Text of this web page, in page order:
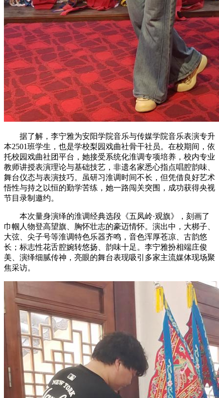
据了解，李宁雅为安阳学院音乐与传媒学院音乐表演专升
本2501班学生，也是学校梨园戏曲社骨干社员。在校期间，依
托校园戏曲社团平台，她接受系统化淮调专项培养，校内专业
教师讲授表演理论与基础技艺，非遗名家悉心指点唱腔韵味、
舞台仪态与表演技巧。虽研习淮调时间不长，但凭借良好艺术
悟性与持之以恒的勤学苦练，她一路闯关突围，成功获得央视
节目录制邀约。
本次量身演绎的淮调经典选段《五凤岭·观旗》，刻画了
巾帼人物登高望旗、胸怀壮志的豪迈情怀。演出中，大梆子、
大弦、尖子号等淮调特色乐器齐鸣，音色浑厚苍凉、古韵悠
长；标志性花舌腔婉转悠扬、韵味十足。李宁雅扮相端庄俊
美、演绎细腻传神，亮眼的舞台表现吸引多家主流媒体现场聚
焦采访。